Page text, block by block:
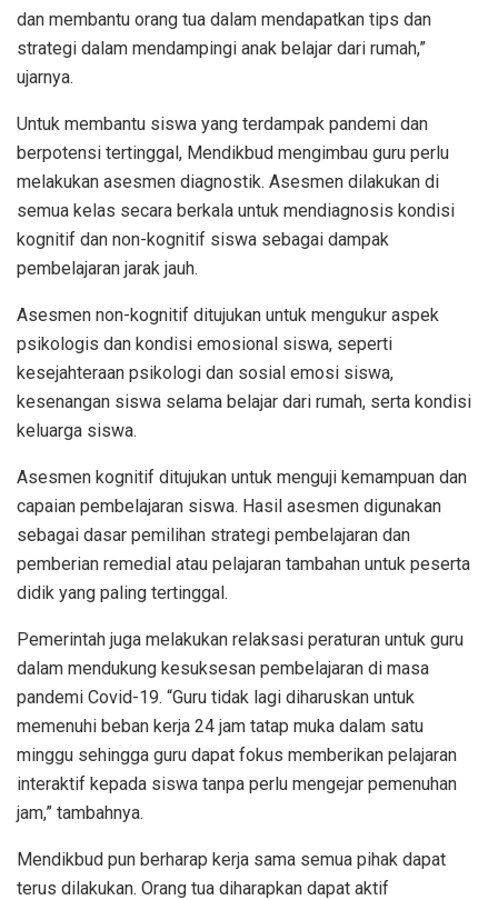
dan membantu orang tua dalam mendapatkan tips dan
strategi dalam mendampingi anak belajar dari rumah,”
ujarnya.
Untuk membantu siswa yang terdampak pandemi dan
berpotensi tertinggal, Mendikbud mengimbau guru perlu
melakukan asesmen diagnostik. Asesmen dilakukan di
semua kelas secara berkala untuk mendiagnosis kondisi
kognitif dan non-kognitif siswa sebagai dampak
pembelajaran jarak jauh.
Asesmen non-kognitif ditujukan untuk mengukur aspek
psikologis dan kondisi emosional siswa, seperti
kesejahteraan psikologi dan sosial emosi siswa,
kesenangan siswa selama belajar dari rumah, serta kondisi
keluarga siswa.
Asesmen kognitif ditujukan untuk menguji kemampuan dan
capaian pembelajaran siswa. Hasil asesmen digunakan
sebagai dasar pemilihan strategi pembelajaran dan
pemberian remedial atau pelajaran tambahan untuk peserta
didik yang paling tertinggal.
Pemerintah juga melakukan relaksasi peraturan untuk guru
dalam mendukung kesuksesan pembelajaran di masa
pandemi Covid-19. “Guru tidak lagi diharuskan untuk
memenuhi beban kerja 24 jam tatap muka dalam satu
minggu sehingga guru dapat fokus memberikan pelajaran
interaktif kepada siswa tanpa perlu mengejar pemenuhan
jam,” tambahnya.
Mendikbud pun berharap kerja sama semua pihak dapat
terus dilakukan. Orang tua diharapkan dapat aktif